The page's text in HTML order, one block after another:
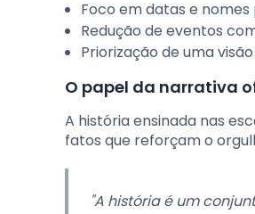
Foco em datas e nomes
Redução de eventos
Priorização de uma
O papel da narrativa
A história ensinada nas
fatos que reforçam o
"A história é um